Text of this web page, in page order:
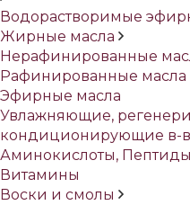
Водорастворимые
Жирные масла
Нерафинированные
Рафинированные масла
Эфирные масла
Увлажняющие,
кондиционирующие в-
Аминокислоты, Пептиды
Витамины
Воски и смолы